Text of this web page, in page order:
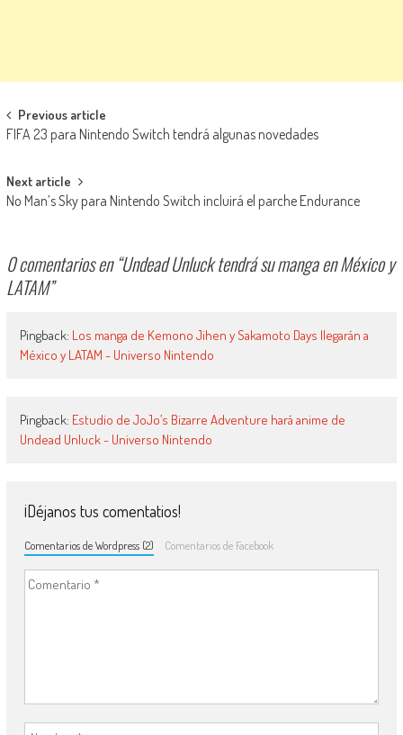
Navegación de entradas
Previous article
FIFA 23 para Nintendo Switch tendrá algunas novedades
Next article
No Man’s Sky para Nintendo Switch incluirá el parche Endurance
0 comentarios en “Undead Unluck tendrá su manga en México y
LATAM”
Pingback: Los manga de Kemono Jihen y Sakamoto Days llegarán a
México y LATAM - Universo Nintendo
Pingback: Estudio de JoJo’s Bizarre Adventure hará anime de
Undead Unluck - Universo Nintendo
¡Déjanos tus comentatios!
Comentarios de Wordpress (2) Comentarios de Facebook